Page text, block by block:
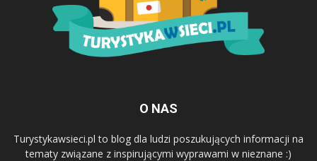
O NAS
Turystykawsieci.pl to blog dla ludzi poszukujących informacji na
tematy związane z inspirującymi wyprawami w nieznane :)